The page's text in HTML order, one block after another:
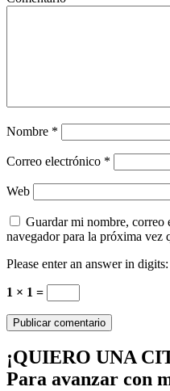
Nombre *
Correo electrónico *
Web
Guardar mi nombre, correo
navegador para la próxima vez
Please enter an answer in digits:
1 × 1 =
¡QUIERO UNA
Para avanzar con